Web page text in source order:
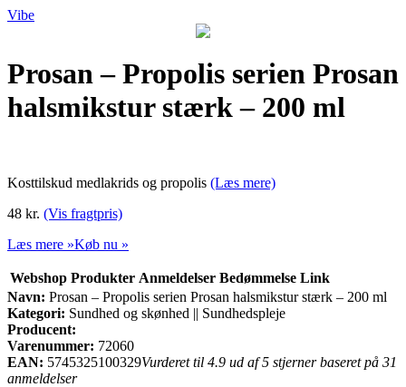
Vibe
Prosan – Propolis serien Prosan
halsmikstur stærk – 200 ml
Kosttilskud medlakrids og propolis (Læs mere)
48 kr. (Vis fragtpris)
Læs mere »Køb nu »
Webshop Produkter Anmeldelser Bedømmelse Link
Navn: Prosan – Propolis serien Prosan halsmikstur stærk – 200 ml
Kategori: Sundhed og skønhed || Sundhedspleje
Producent:
Varenummer: 72060
EAN: 5745325100329Vurderet til 4.9 ud af 5 stjerner baseret på 31
anmeldelser